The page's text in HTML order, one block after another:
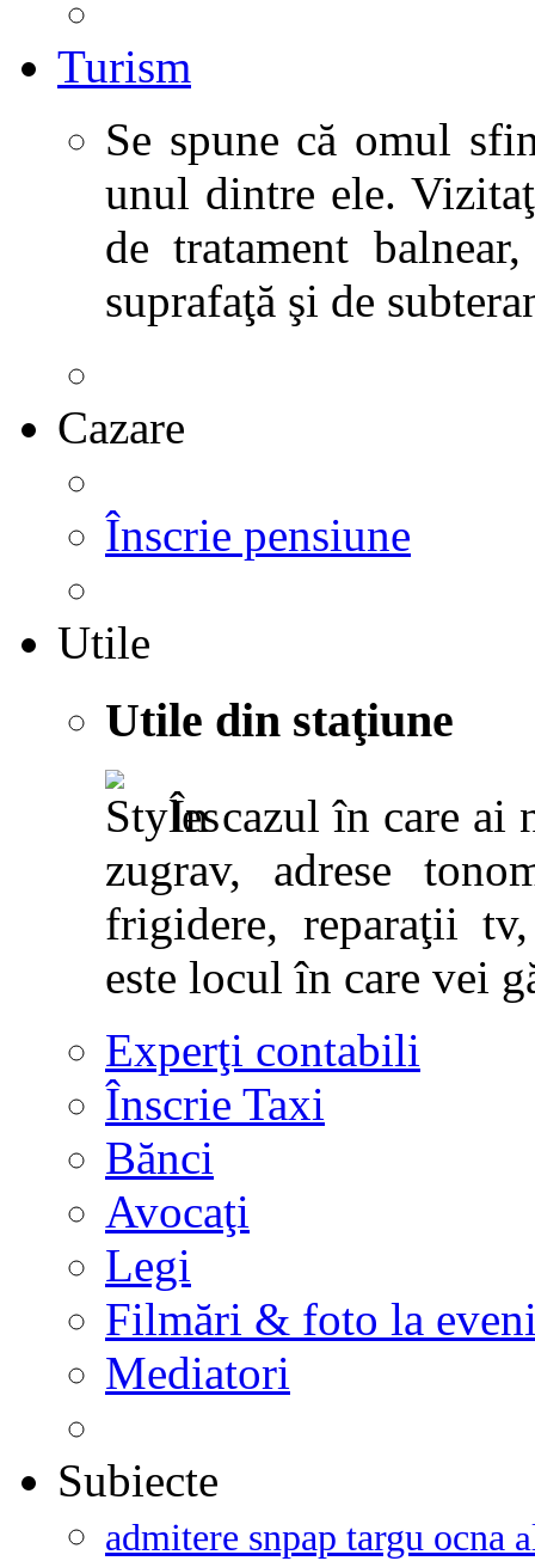
Turism
Se spune că omul
unul dintre ele.
de tratament
suprafaţă şi de
Cazare
Înscrie pensiune
Utile
Utile din staţiune
În cazul în care ai
zugrav, adrese
frigidere, reparaţii
este locul în care vei
Experţi contabili
Înscrie Taxi
Bănci
Avocaţi
Legi
Filmări & foto la
Mediatori
Subiecte
admitere snpap targu ocna